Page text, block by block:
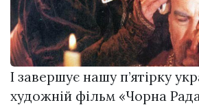
І завершує нашу п’ятірку
художній фільм «Чорна